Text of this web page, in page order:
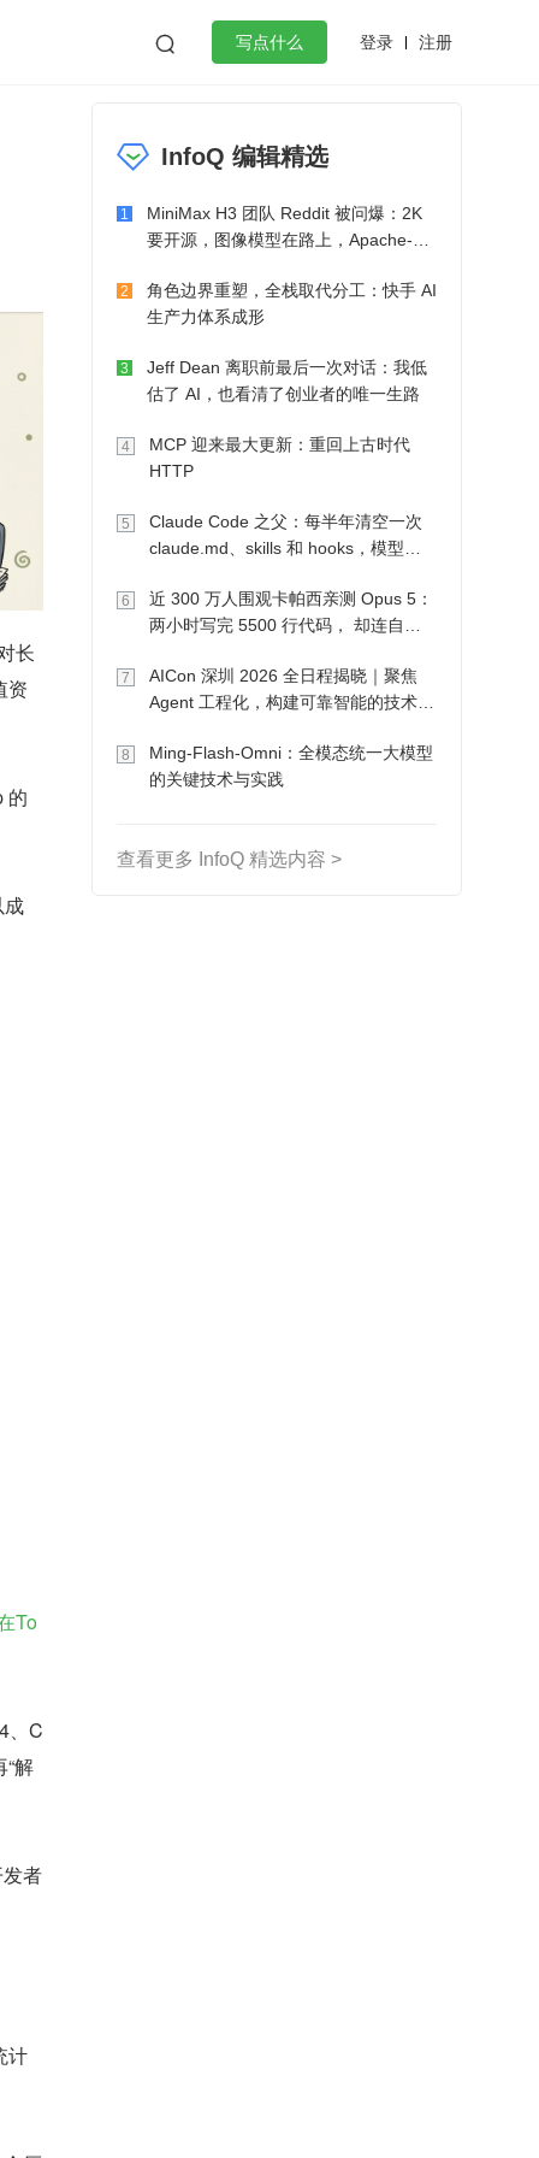
 写点什么 登录 注册
微服务架构 flutter
长
资
的
成
To
、C
解
者
计
InfoQ 编辑精选
1
MiniMax H3 团队 Reddit 被问爆：2K
要开源，图像模型在路上，Apache-2.0
2
角色边界重塑，全栈取代分工：快手 AI
生产力体系成形
3
Jeff Dean 离职前最后一次对话：我低
估了 AI，也看清了创业者的唯一生路
4
MCP 迎来最大更新：重回上古时代
HTTP
5
Claude Code 之父：每半年清空一次
claude.md、skills 和 hooks，模型自
6
近 300 万人围观卡帕西亲测 Opus 5：
两小时写完 5500 行代码， 却连自己
7
AICon 深圳 2026 全日程揭晓｜聚焦
Agent 工程化，构建可靠智能的技术路
8
Ming-Flash-Omni：全模态统一大模型
的关键技术与实践
查看更多 InfoQ 精选内容 >